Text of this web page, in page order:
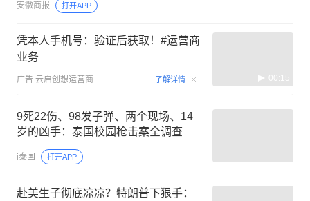
安徽商报 打开APP
凭本人手机号：验证后获取！#运营商
业务
广告 云启创想运营商 了解详情 00:15
9死22伤、98发子弹、两个现场、14
岁的凶手：泰国校园枪击案全调查
i泰国 打开APP
赴美生子彻底凉凉？特朗普下狠手：